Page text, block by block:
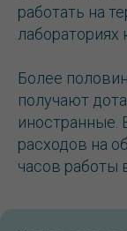
работать на
лабораториях
Более
получают
иностранные.
расходов на
часов работы